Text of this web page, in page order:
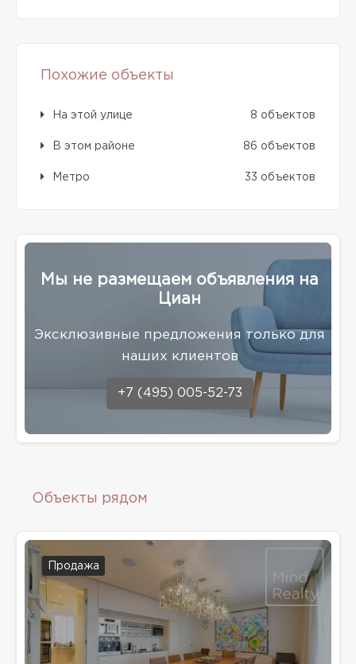
Похожие объекты
На этой улице 8 объектов
В этом районе 86 объектов
Метро 33 объектов
Мы не размещаем объявления на
Циан
Эксклюзивные предложения только для
наших клиентов
+7 (495) 005-52-73
Объекты рядом
Продажа